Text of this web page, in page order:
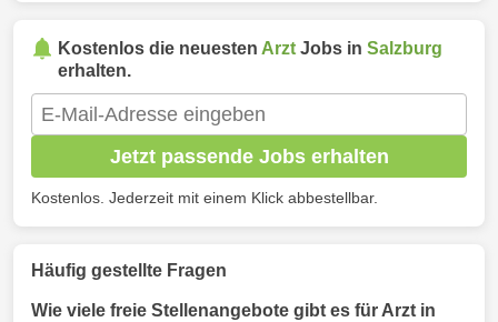
Kostenlos die neuesten Arzt Jobs in Salzburg
erhalten.
Jetzt passende Jobs erhalten
Kostenlos. Jederzeit mit einem Klick abbestellbar.
Häufig gestellte Fragen
Wie viele freie Stellenangebote gibt es für Arzt in